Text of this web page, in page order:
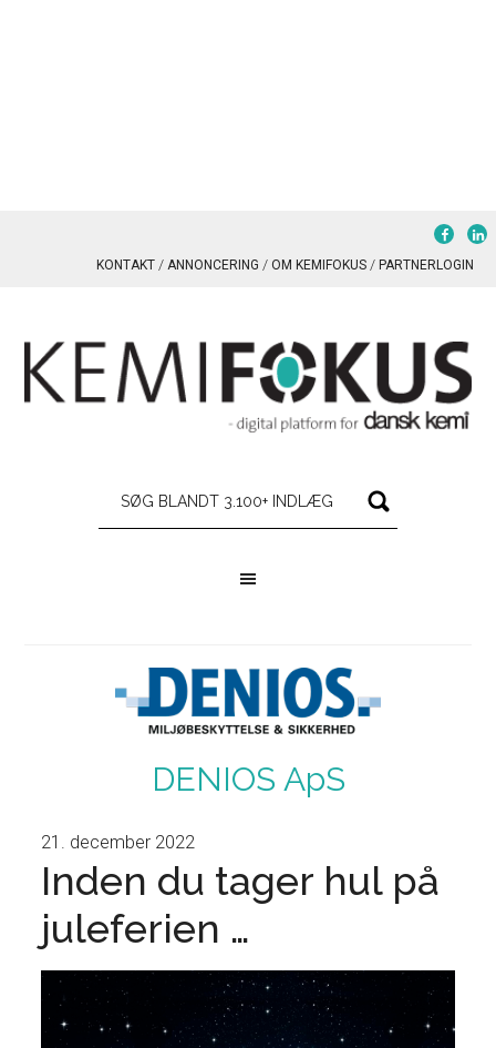
KONTAKT ANNONCERING OM KEMIFOKUS PARTNERLOGIN
DENIOS ApS
21. december 2022
Inden du tager hul på
juleferien …